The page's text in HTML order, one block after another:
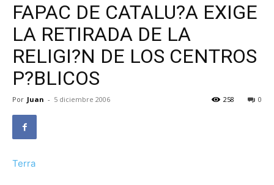
FAPAC DE CATALU?A EXIGE
LA RETIRADA DE LA
RELIGI?N DE LOS CENTROS
P?BLICOS
Por Juan - 5 diciembre 2006 0
258
Terra